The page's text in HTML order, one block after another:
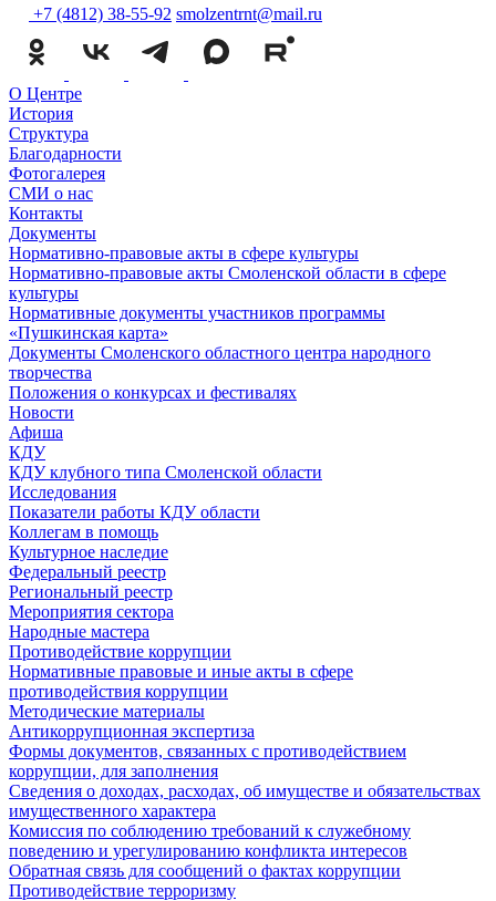
+7 (4812) 38-55-92 smolzentrnt@mail.ru
О Центре
История
Структура
Благодарности
Фотогалерея
СМИ о нас
Контакты
Документы
Нормативно-правовые акты в сфере культуры
Нормативно-правовые акты Смоленской области в сфере
культуры
Нормативные документы участников программы
«Пушкинская карта»
Документы Смоленского областного центра народного
творчества
Положения о конкурсах и фестивалях
Новости
Афиша
КДУ
КДУ клубного типа Смоленской области
Исследования
Показатели работы КДУ области
Коллегам в помощь
Культурное наследие
Федеральный реестр
Региональный реестр
Мероприятия сектора
Народные мастера
Противодействие коррупции
Нормативные правовые и иные акты в сфере
противодействия коррупции
Методические материалы
Антикоррупционная экспертиза
Формы документов, связанных с противодействием
коррупции, для заполнения
Сведения о доходах, расходах, об имуществе и обязательствах
имущественного характера
Комиссия по соблюдению требований к служебному
поведению и урегулированию конфликта интересов
Обратная связь для сообщений о фактах коррупции
Противодействие терроризму